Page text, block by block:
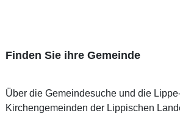
Finden Sie ihre Gemeinde
Über die Gemeindesuche und die
Kirchengemeinden der Lippischen